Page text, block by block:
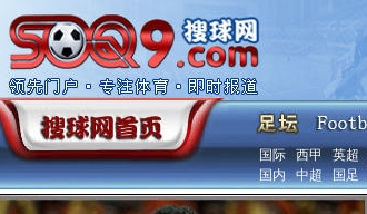
国际 西甲 英超
国内
中超 国足